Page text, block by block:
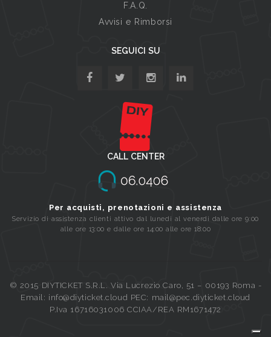
F.A.Q.
Avvisi e Rimborsi
SEGUICI SU
CALL CENTER
Per acquisti, prenotazioni e assistenza
Servizio di assistenza clienti attivo dal lunedi al venerdi dalle ore 9:00
alle ore 13:00 e dalle ore 14:00 alle ore 18:00
© 2015 DIYTICKET S.R.L. Via Lucrezio Caro, 51 – 00193 Roma -
Email: info@diyticket.cloud PEC: mail@pec.diyticket.cloud
P.Iva 16716031006 CCIAA/REA RM1671472